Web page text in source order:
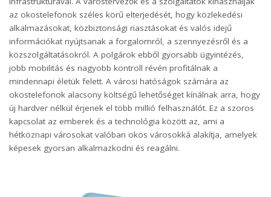
az okostelefonok széles körű elterjedését, hogy közlekedési
alkalmazásokat, közbiztonsági riasztásokat és valós idejű
információkat nyújtsanak a forgalomról, a szennyezésről és a
közszolgáltatásokról. A polgárok ebből gyorsabb ügyintézés,
jobb mobilitás és nagyobb kontroll révén profitálnak a
mindennapi életük felett. A városi hatóságok számára az
okostelefonok alacsony költségű lehetőséget kínálnak arra, hogy
új hardver nélkül érjenek el több millió felhasználót. Ez a szoros
kapcsolat az emberek és a technológia között az, ami a
hétköznapi városokat valóban okos városokká alakítja, amelyek
képesek gyorsan alkalmazkodni és reagálni.